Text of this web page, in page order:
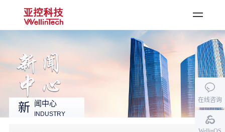
注册
首页
公司产品
行业应用
新 闻中心
INDUSTRY
在线咨询